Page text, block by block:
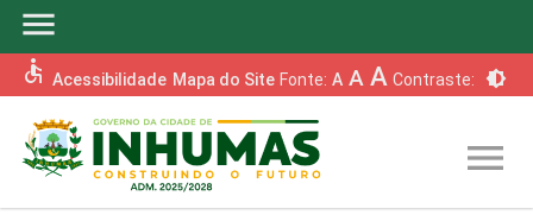
menu
accessible Acessibilidade Mapa do Site Fonte: A A A Contraste: brightness_6
menu